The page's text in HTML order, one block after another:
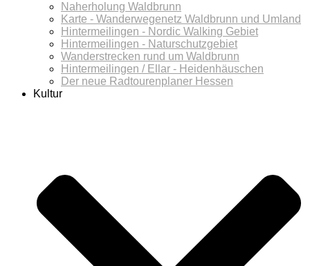
Naherholung Waldbrunn
Karte - Wanderwegenetz Waldbrunn und Umland
Hintermeilingen - Nordic Walking Gebiet
Hintermeilingen - Naturschutzgebiet
Wanderstrecken rund um Waldbrunn
Hintermeilingen / Ellar - Heidenhäuschen
Der neue Radtourenplaner Hessen
Kultur